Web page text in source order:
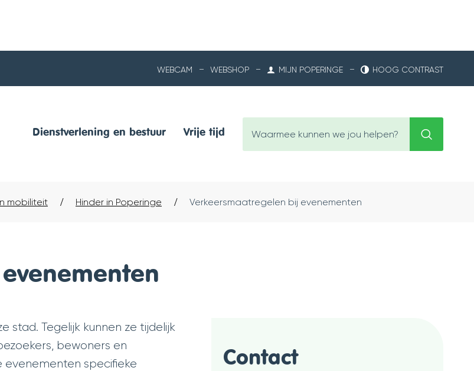
WEBCAM WEBSHOP MIJN POPERINGE HOOG CONTRAST
helpen?
Dienstverlening en bestuur Vrije tijd
mobiliteit Hinder in Poperinge Verkeersmaatregelen bij evenementen
stad. Tegelijk kunnen ze tijdelijk
bewoners en
specifieke
Contact